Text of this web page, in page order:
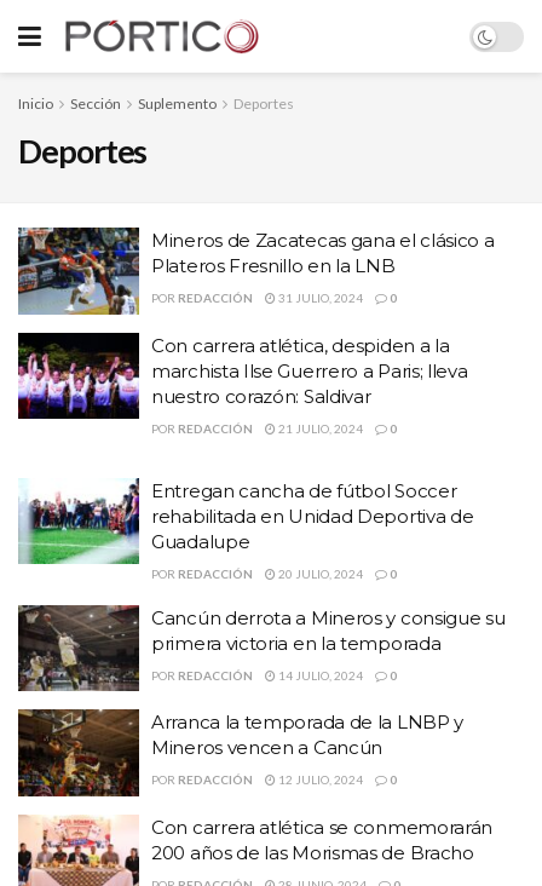
Inicio Sección Suplemento Deportes
Deportes
Mineros de Zacatecas gana el clásico a
Plateros Fresnillo en la LNB
POR REDACCIÓN 31 JULIO, 2024 0
Con carrera atlética, despiden a la
marchista Ilse Guerrero a Paris; lleva
nuestro corazón: Saldivar
POR REDACCIÓN 21 JULIO, 2024 0
Entregan cancha de fútbol Soccer
rehabilitada en Unidad Deportiva de
Guadalupe
POR REDACCIÓN 20 JULIO, 2024 0
Cancún derrota a Mineros y consigue su
primera victoria en la temporada
POR REDACCIÓN 14 JULIO, 2024 0
Arranca la temporada de la LNBP y
Mineros vencen a Cancún
POR REDACCIÓN 12 JULIO, 2024 0
Con carrera atlética se conmemorarán
200 años de las Morismas de Bracho